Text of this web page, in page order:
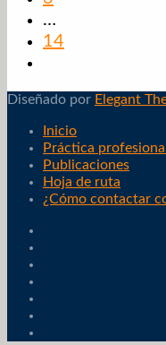
…
14
Diseñado por Elegant
Inicio
Práctica profesional
Publicaciones
Hoja de ruta
¿Cómo contactar